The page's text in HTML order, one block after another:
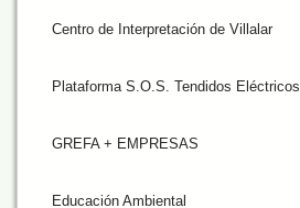
Centro de Interpretación de Villalar
Plataforma S.O.S. Tendidos Eléctricos
GREFA + EMPRESAS
Educación Ambiental